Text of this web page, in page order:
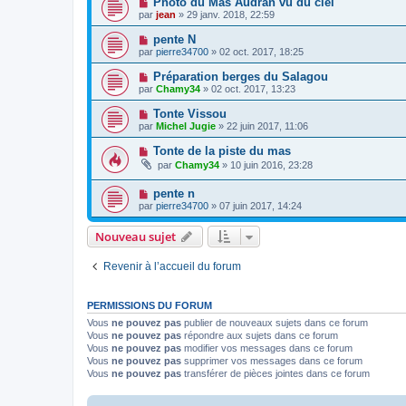
par jean » 29 janv. 2018, 22:59
pente N
par pierre34700 » 02 oct. 2017, 18:25
Préparation berges du Salagou
par Chamy34 » 02 oct. 2017, 13:23
Tonte Vissou
par Michel Jugie » 22 juin 2017, 11:06
Tonte de la piste du mas
par Chamy34 » 10 juin 2016, 23:28
pente n
par pierre34700 » 07 juin 2017, 14:24
Nouveau sujet
Revenir à l’accueil du forum
PERMISSIONS DU FORUM
Vous ne pouvez pas publier de nouveaux sujets dans ce forum
Vous ne pouvez pas répondre aux sujets dans ce forum
Vous ne pouvez pas modifier vos messages dans ce forum
Vous ne pouvez pas supprimer vos messages dans ce forum
Vous ne pouvez pas transférer de pièces jointes dans ce forum